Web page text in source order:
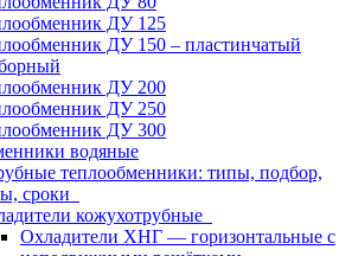
ДУ 125
ДУ 150 – пластинчатый
ДУ 200
ДУ 250
ДУ 300
водяные
теплообменники: типы, подбор,
сроки
кожухотрубные
Охладители ХНГ — горизонтальные с